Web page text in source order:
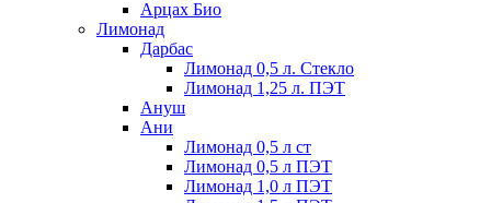
Арцах Био
Лимонад
Дарбас
Лимонад 0,5 л. Стекло
Лимонад 1,25 л. ПЭТ
Ануш
Ани
Лимонад 0,5 л ст
Лимонад 0,5 л ПЭТ
Лимонад 1,0 л ПЭТ